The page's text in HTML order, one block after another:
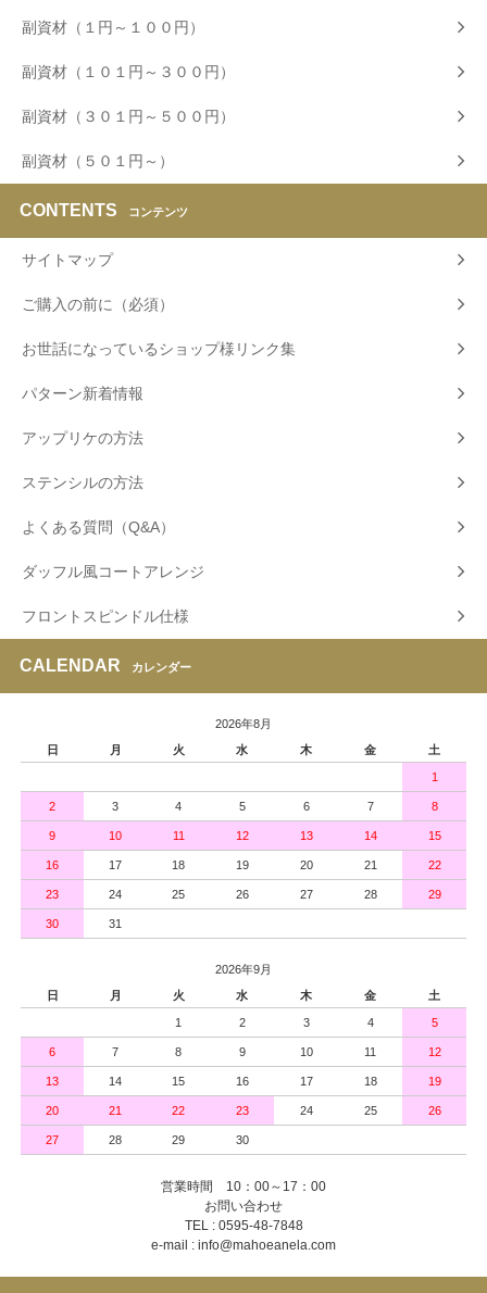
副資材（１円～１００円）
副資材（１０１円～３００円）
副資材（３０１円～５００円）
副資材（５０１円～）
CONTENTS コンテンツ
サイトマップ
ご購入の前に（必須）
お世話になっているショップ様リンク集
パターン新着情報
アップリケの方法
ステンシルの方法
よくある質問（Q&A）
ダッフル風コートアレンジ
フロントスピンドル仕様
CALENDAR カレンダー
2026年8月
日
月 火 水 木 金 土
1
2 3 4 5 6 7 8
9 10 11 12 13 14 15
16 17 18 19 20 21 22
23 24 25 26 27 28 29
30 31
2026年9月
日
月 火 水 木 金 土
1 2 3 4 5
6 7 8 9 10 11 12
13 14 15 16 17 18 19
20 21 22 23 24 25 26
27 28 29 30
営業時間 10：00～17：00
お問い合わせ
TEL : 0595-48-7848
e-mail : info@mahoeanela.com